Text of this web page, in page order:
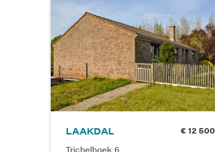
LAAKDAL
Trichelhoek 6
€ 12 500
MATERIALEN VOOR EEN
HOUTSKELETBOUW WONING/CHALET VAN
95 M²
Woonopp.
95 m²
# Slpk.
3